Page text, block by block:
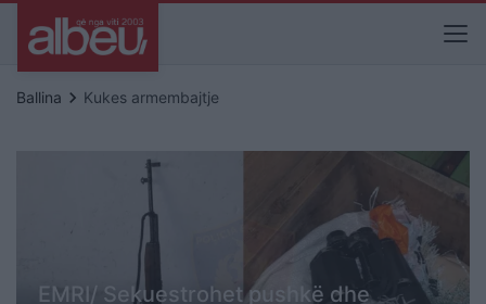
Ballina keyboard_arrow_right Kukes armembajtje
EMRI/ Sekuestrohet pushkë dhe